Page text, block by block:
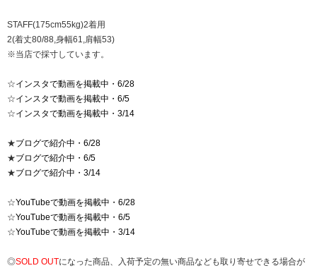
STAFF(175cm55kg)2着用
2(着丈80/88,身幅61,肩幅53)
※当店で採寸しています。
☆インスタで動画を掲載中・6/28
☆インスタで動画を掲載中・6/5
☆インスタで動画を掲載中・3/14
★ブログで紹介中・6/28
★ブログで紹介中・6/5
★ブログで紹介中・3/14
☆YouTubeで動画を掲載中・6/28
☆YouTubeで動画を掲載中・6/5
☆YouTubeで動画を掲載中・3/14
◎SOLD OUTになった商品、入荷予定の無い商品なども取り寄せできる場合が